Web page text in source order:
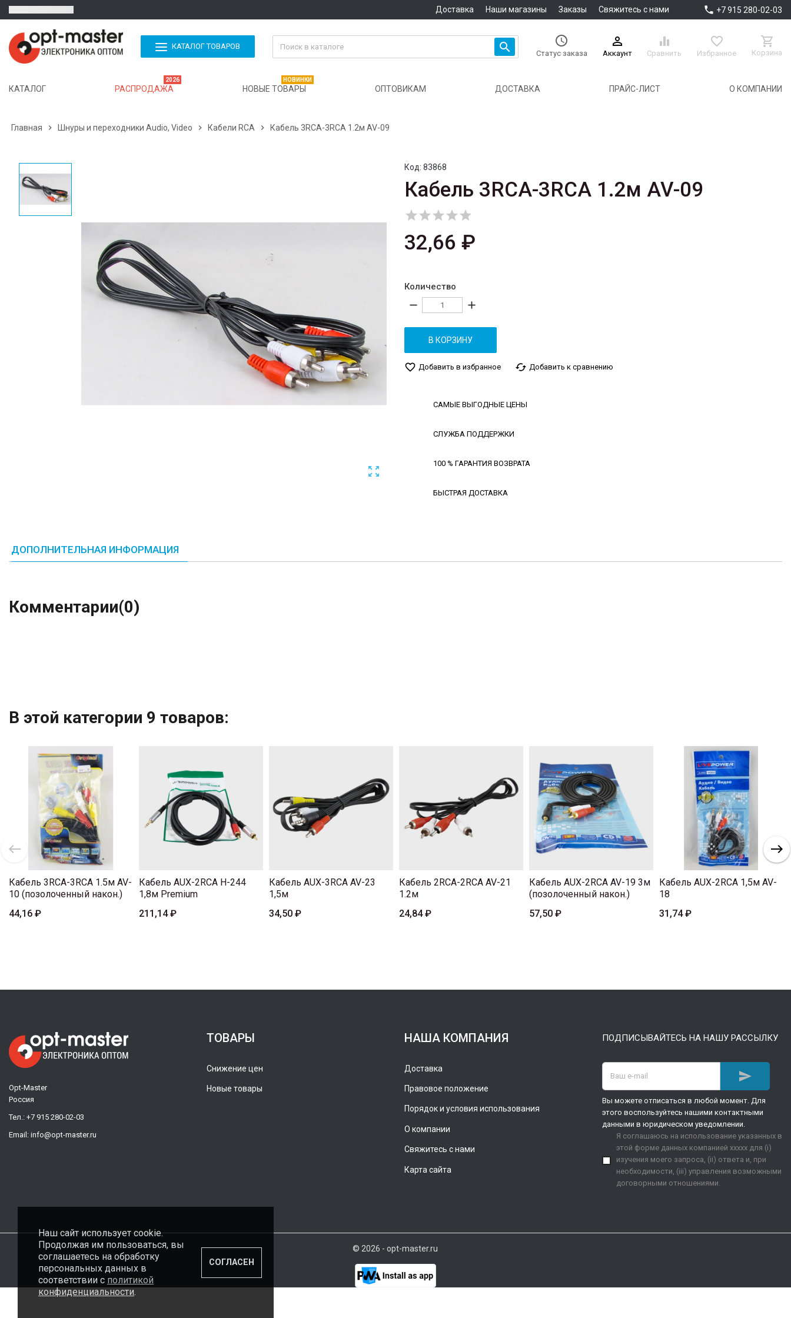
Доставка Наши магазины Заказы Свяжитесь с нами  +7 915 280-02-03
КАТАЛОГ ТОВАРОВ  
Статус заказа

Аккаунт

Сравнить

Избранное

Корзина
КАТАЛОГ РАСПРОДАЖА
2026
НОВЫЕ ТОВАРЫ
НОВИНКИ
ОПТОВИКАМ ДОСТАВКА ПРАЙС-ЛИСТ О КОМПАНИИ
Главная  Шнуры и переходники Audio, Video  Кабели RCA  Кабель 3RCA-3RCA 1.2м AV-09

Код: 83868
Кабель 3RCA-3RCA 1.2м AV-09

32,66 ₽
Количество
remove add
В КОРЗИНУ
favorite_border Добавить в избранное cached Добавить к сравнению
САМЫЕ ВЫГОДНЫЕ ЦЕНЫ
СЛУЖБА ПОДДЕРЖКИ
100 % ГАРАНТИЯ ВОЗВРАТА
БЫСТРАЯ ДОСТАВКА
ДОПОЛНИТЕЛЬНАЯ ИНФОРМАЦИЯ
Комментарии(0)
В этой категории 9 товаров:
Кабель 3RCA-3RCA 1.5м AV-
10 (позолоченный након.)
44,16 ₽
Кабель AUX-2RCA H-244
1,8м Premium
211,14 ₽
Кабель AUX-3RCA AV-23
1,5м
34,50 ₽
Кабель 2RCA-2RCA AV-21
1.2м
24,84 ₽
Кабель AUX-2RCA AV-19 3м
(позолоченный након.)
57,50 ₽
Кабель AUX-2RCA 1,5м AV-
18
31,74 ₽
Opt-Master
Россия
Тел.: +7 915 280-02-03
Email: info@opt-master.ru
ТОВАРЫ
Снижение цен
Новые товары
НАША КОМПАНИЯ
Доставка
Правовое положение
Порядок и условия использования
О компании
Свяжитесь с нами
Карта сайта
ПОДПИСЫВАЙТЕСЬ НА НАШУ РАССЫЛКУ

Вы можете отписаться в любой момент. Для
этого воспользуйтесь нашими контактными
данными в юридическом уведомлении.
Я соглашаюсь на использование указанных в
этой форме данных компанией xxxxx для (i)
изучения моего запроса, (ii) ответа и, при
необходимости, (iii) управления возможными
договорными отношениями.
© 2026 - opt-master.ru
Наш сайт использует cookie.
Продолжая им пользоваться, вы
соглашаетесь на обработку
персональных данных в
соответствии с политикой
конфиденциальности.
СОГЛАСЕН